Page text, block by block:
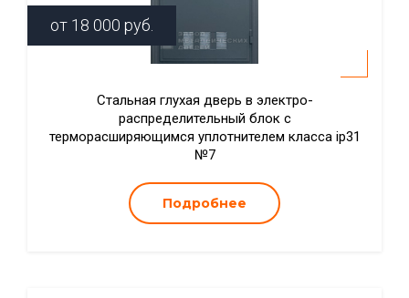
от 18 000 руб.
Стальная глухая дверь в электро-
распределительный блок с
терморасширяющимся уплотнителем класса ip31
№7
Подробнее